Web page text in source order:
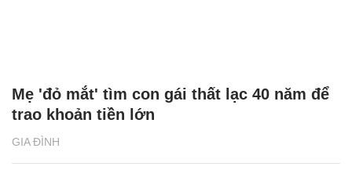
GIA ĐÌNH
Mẹ 'đỏ mắt' tìm con gái thất lạc 40 năm để
trao khoản tiền lớn